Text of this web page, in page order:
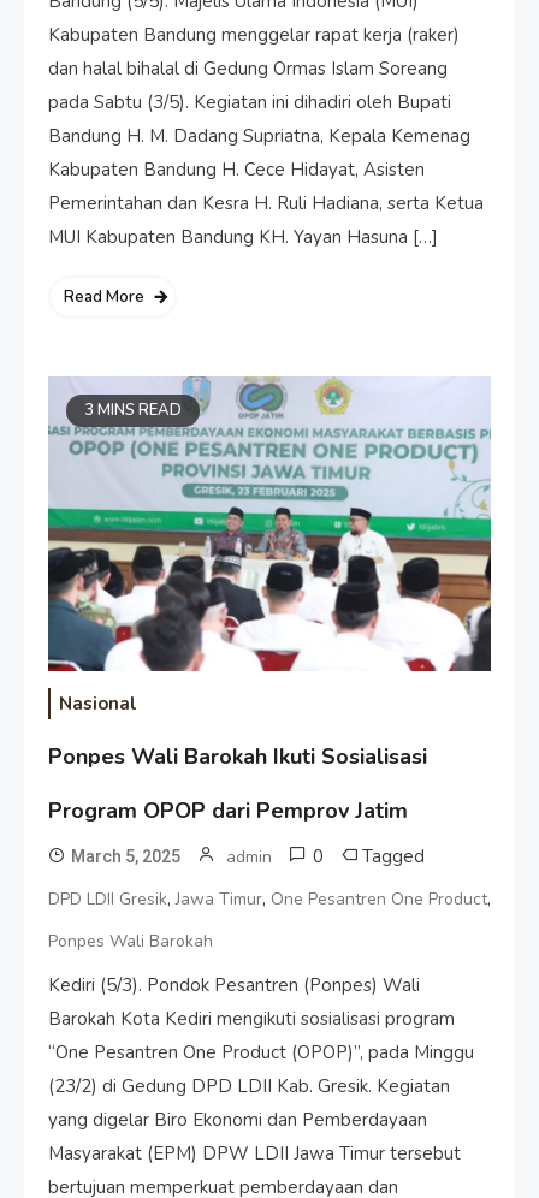
Kabupaten Bandung menggelar rapat kerja (raker)
dan halal bihalal di Gedung Ormas Islam Soreang
pada Sabtu (3/5). Kegiatan ini dihadiri oleh Bupati
Bandung H. M. Dadang Supriatna, Kepala Kemenag
Kabupaten Bandung H. Cece Hidayat, Asisten
Pemerintahan dan Kesra H. Ruli Hadiana, serta Ketua
MUI Kabupaten Bandung KH. Yayan Hasuna […]
Read More
3 MINS READ
Nasional
Ponpes Wali Barokah Ikuti Sosialisasi
Program OPOP dari Pemprov Jatim
March 5, 2025 admin 0 Tagged
DPD LDII Gresik,Jawa Timur, One Pesantren One Product,
Ponpes Wali Barokah
Kediri (5/3). Pondok Pesantren (Ponpes) Wali
Barokah Kota Kediri mengikuti sosialisasi program
“One Pesantren One Product (OPOP)”, pada Minggu
(23/2) di Gedung DPD LDII Kab. Gresik. Kegiatan
yang digelar Biro Ekonomi dan Pemberdayaan
Masyarakat (EPM) DPW LDII Jawa Timur tersebut
bertujuan memperkuat pemberdayaan dan